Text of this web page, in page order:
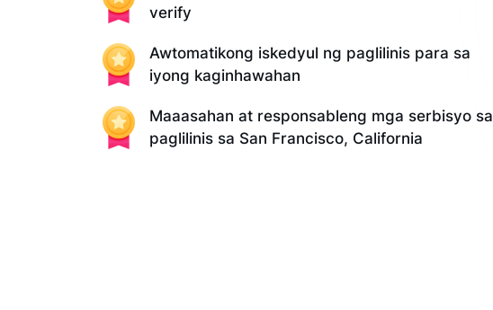
verify
Awtomatikong iskedyul ng paglilinis para sa
iyong kaginhawahan
Maaasahan at responsableng mga serbisyo sa
paglilinis sa San Francisco, California